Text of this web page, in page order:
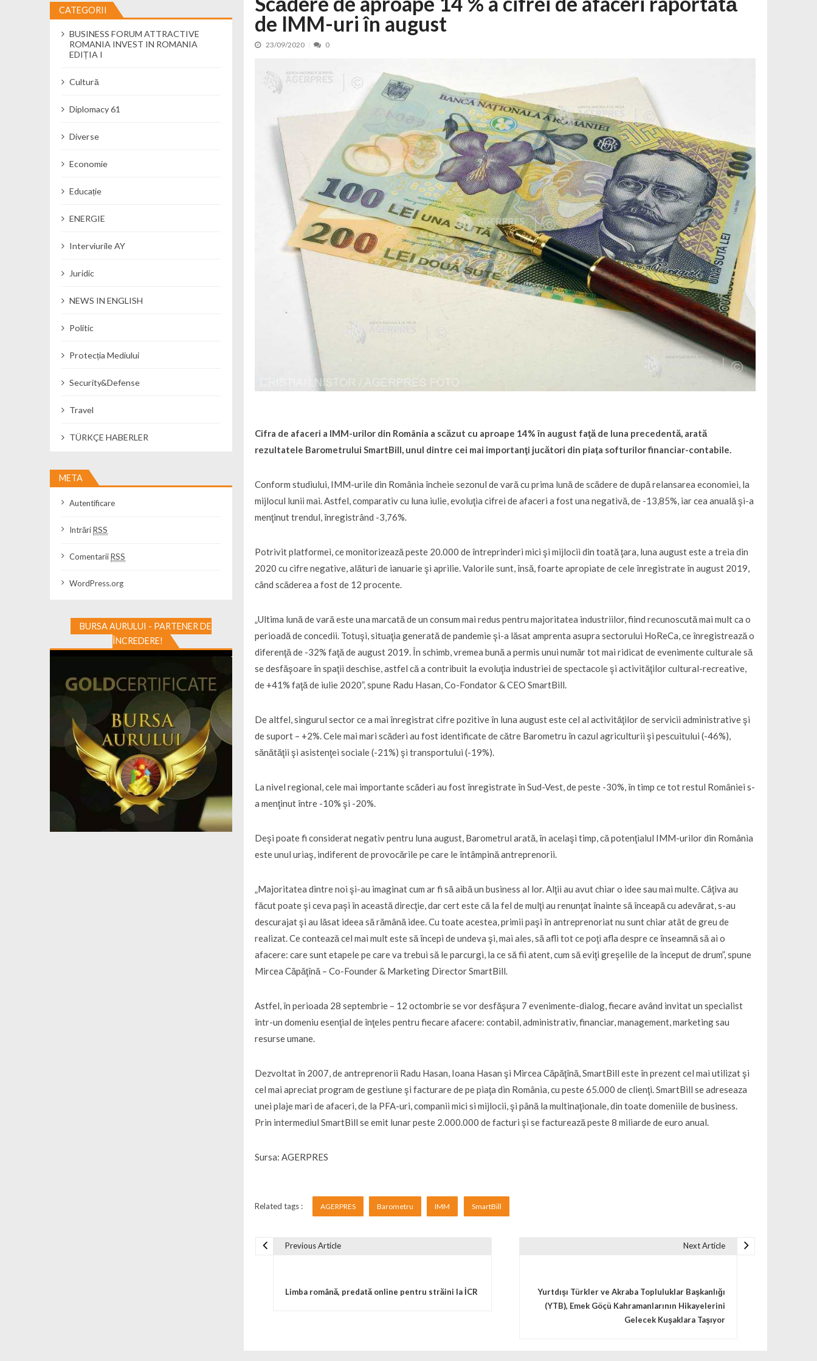
Cseke Attila: Am creat, până în prezent, peste 5.000 de noi locuri în creșe... 15/07/2026
Încă o creșă modernă pentru Alba: 40 de locuri noi la Zlatna prin Programul...
Percheziții și flagrant în Neamț: canabis descoperit într-un colet și ascu...
Ministerul Apărării Naționale participă la efortul național pentru protejar... 04/08/2026
MMAP pune în consultare publică proiectul Catalogului național al zonelor pri... 04/08/2026
de IMM-uri în august
23/09/2020 0
Cifra de afaceri a IMM-urilor din România a scăzut cu aproape 14% în august faţă de luna precedentă, arată
rezultatele Barometrului SmartBill, unul dintre cei mai importanţi jucători din piaţa softurilor financiar-contabile.
Conform studiului, IMM-urile din România încheie sezonul de vară cu prima lună de scădere de după relansarea economiei, la
mijlocul lunii mai. Astfel, comparativ cu luna iulie, evoluţia cifrei de afaceri a fost una negativă, de -13,85%, iar cea anuală şi-a
menţinut trendul, înregistrând -3,76%.
Potrivit platformei, ce monitorizează peste 20.000 de întreprinderi mici şi mijlocii din toată ţara, luna august este a treia din
2020 cu cifre negative, alături de ianuarie şi aprilie. Valorile sunt, însă, foarte apropiate de cele înregistrate în august 2019,
când scăderea a fost de 12 procente.
„Ultima lună de vară este una marcată de un consum mai redus pentru majoritatea industriilor, fiind recunoscută mai mult ca o
perioadă de concedii. Totuşi, situaţia generată de pandemie şi-a lăsat amprenta asupra sectorului HoReCa, ce înregistrează o
diferenţă de -32% faţă de august 2019. În schimb, vremea bună a permis unui număr tot mai ridicat de evenimente culturale să
se desfăşoare în spaţii deschise, astfel că a contribuit la evoluţia industriei de spectacole şi activităţilor cultural-recreative,
de +41% faţă de iulie 2020”, spune Radu Hasan, Co-Fondator & CEO SmartBill.
De altfel, singurul sector ce a mai înregistrat cifre pozitive în luna august este cel al activităţilor de servicii administrative şi
de suport – +2%. Cele mai mari scăderi au fost identificate de către Barometru în cazul agriculturii şi pescuitului (-46%),
sănătăţii şi asistenţei sociale (-21%) şi transportului (-19%).
La nivel regional, cele mai importante scăderi au fost înregistrate în Sud-Vest, de peste -30%, în timp ce tot restul României s-
a menţinut între -10% şi -20%.
Deşi poate fi considerat negativ pentru luna august, Barometrul arată, în acelaşi timp, că potenţialul IMM-urilor din România
este unul uriaş, indiferent de provocările pe care le întâmpină antreprenorii.
„Majoritatea dintre noi şi-au imaginat cum ar fi să aibă un business al lor. Alţii au avut chiar o idee sau mai multe. Câţiva au
făcut poate şi ceva paşi în această direcţie, dar cert este că la fel de mulţi au renunţat înainte să înceapă cu adevărat, s-au
descurajat şi au lăsat ideea să rămână idee. Cu toate acestea, primii paşi în antreprenoriat nu sunt chiar atât de greu de
realizat. Ce contează cel mai mult este să începi de undeva şi, mai ales, să afli tot ce poţi afla despre ce înseamnă să ai o
afacere: care sunt etapele pe care va trebui să le parcurgi, la ce să fii atent, cum să eviţi greşelile de la început de drum”, spune
Mircea Căpăţînă – Co-Founder & Marketing Director SmartBill.
Astfel, în perioada 28 septembrie – 12 octombrie se vor desfăşura 7 evenimente-dialog, fiecare având invitat un specialist
într-un domeniu esenţial de înţeles pentru fiecare afacere: contabil, administrativ, financiar, management, marketing sau
resurse umane.
Dezvoltat în 2007, de antreprenorii Radu Hasan, Ioana Hasan şi Mircea Căpăţînă, SmartBill este în prezent cel mai utilizat şi
cel mai apreciat program de gestiune şi facturare de pe piaţa din România, cu peste 65.000 de clienţi. SmartBill se adreseaza
unei plaje mari de afaceri, de la PFA-uri, companii mici si mijlocii, şi până la multinaţionale, din toate domeniile de business.
Prin intermediul SmartBill se emit lunar peste 2.000.000 de facturi şi se facturează peste 8 miliarde de euro anual.
Sursa: AGERPRES
Related tags : AGERPRES Barometru IMM SmartBill
Previous Article
Limba română, predată online pentru străini la İCR
Next Article
Yurtdışı Türkler ve Akraba Topluluklar Başkanlığı
(YTB), Emek Göçü Kahramanlarının Hikayelerini
Gelecek Kuşaklara Taşıyor
CATEGORII
BUSINESS FORUM ATTRACTIVE
ROMANIA INVEST IN ROMANIA
EDIȚIA I
Cultură
Diplomacy 61
Diverse
Economie
Educație
ENERGIE
Interviurile AY
Juridic
NEWS IN ENGLISH
Politic
Protecția Mediului
Security&Defense
Travel
TÜRKÇE HABERLER
META
Autentificare
IntrăriRSS
ComentariiRSS
WordPress.org
BURSA AURULUI - PARTENER DE
ÎNCREDERE!